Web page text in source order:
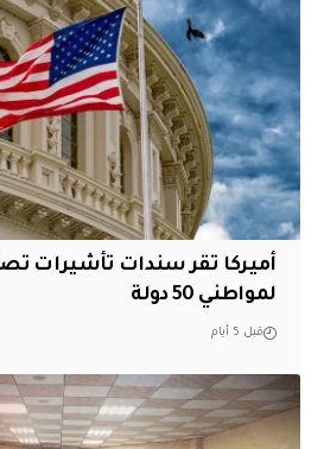
لمواطني 50 دولة
قبل 5 أيام